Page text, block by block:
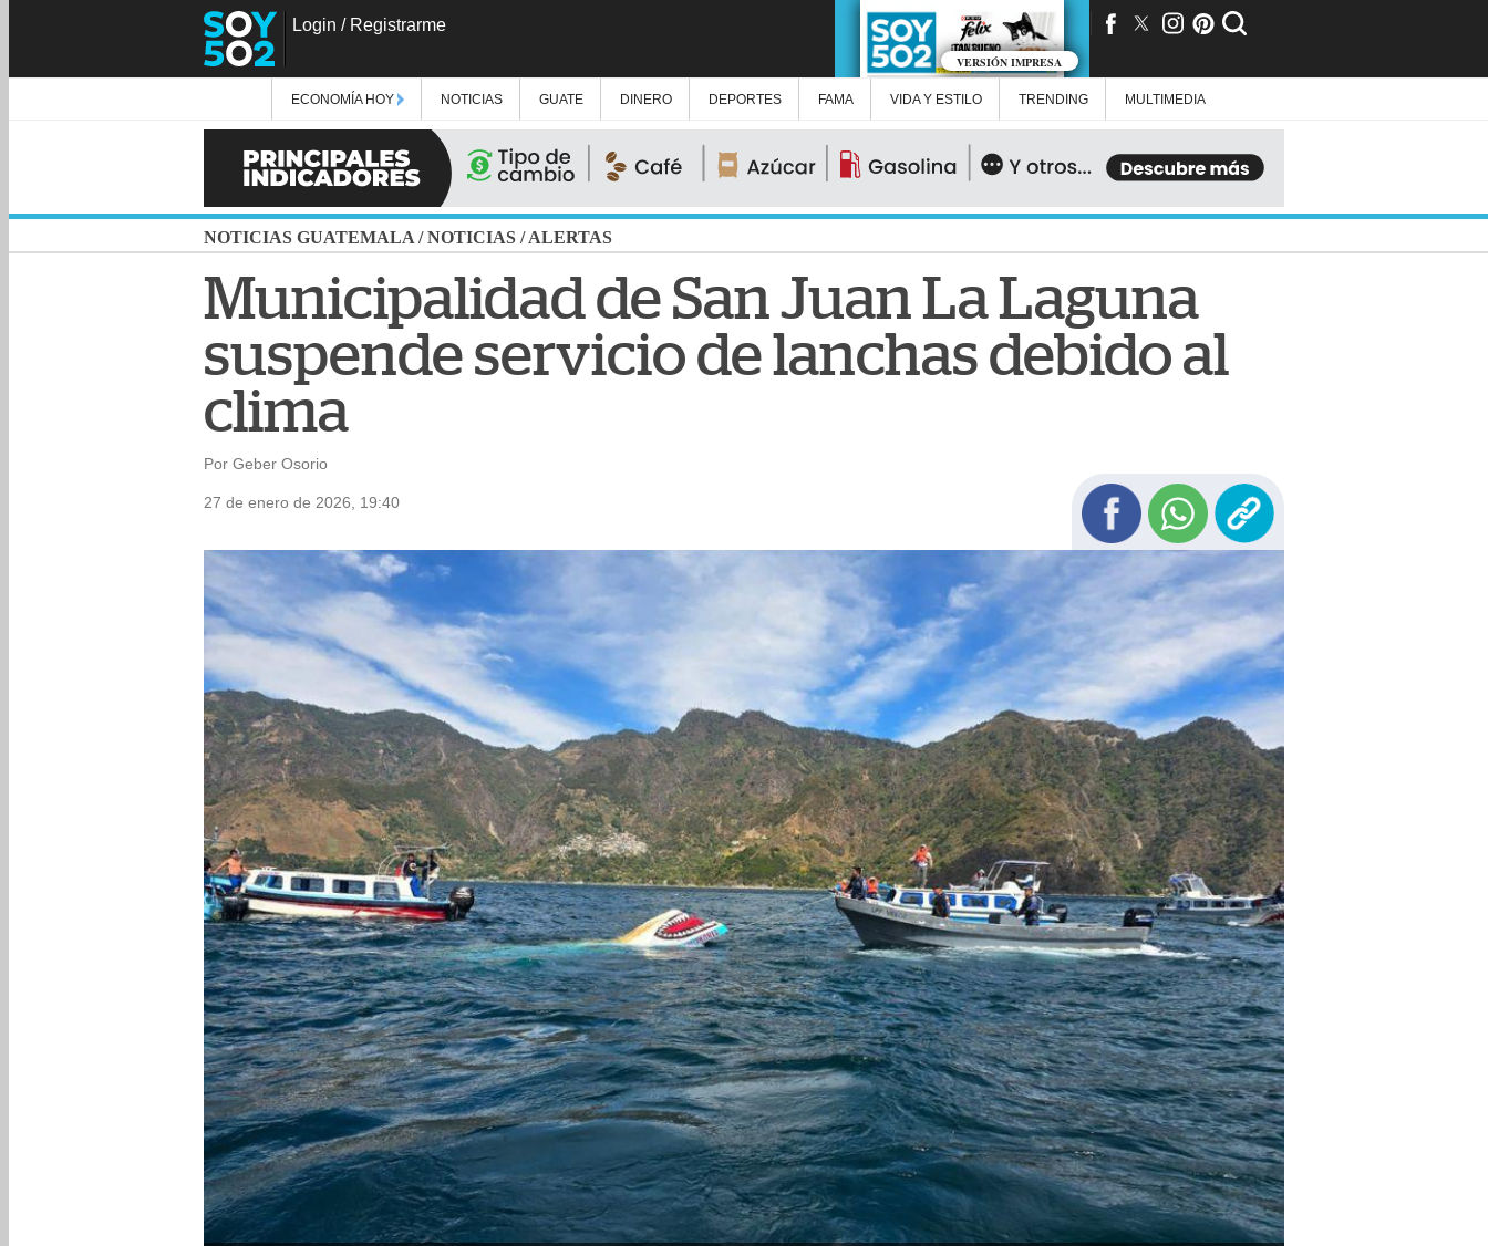
Login / Registrarme
VERSIÓN IMPRESA
ECONOMÍA HOY NOTICIAS GUATE DINERO DEPORTES FAMA VIDA Y ESTILO TRENDING MULTIMEDIA
NOTICIAS GUATEMALA /NOTICIAS /ALERTAS
Municipalidad de San Juan La Laguna
suspende servicio de lanchas debido al
clima
Por Geber Osorio
27 de enero de 2026, 19:40